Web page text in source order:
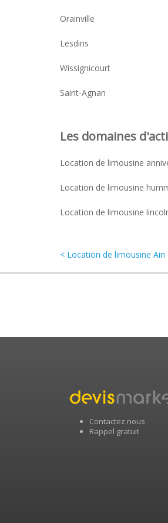
Orainville
Lesdins
Wissignicourt
Saint-Agnan
Les domaines
Location de limousine
Location de limousine
Location de limousine
< Location de limousine Ain
Contactez nous
Rappel gratuit